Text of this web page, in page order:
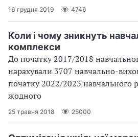
16 грудня 2019 4746
Коли і чому зникнуть
комплекси
До початку 2017/2018
нарахували 3707 навчально-
початку 2022/2023 навчального
жодного
25 травня 2018 25000